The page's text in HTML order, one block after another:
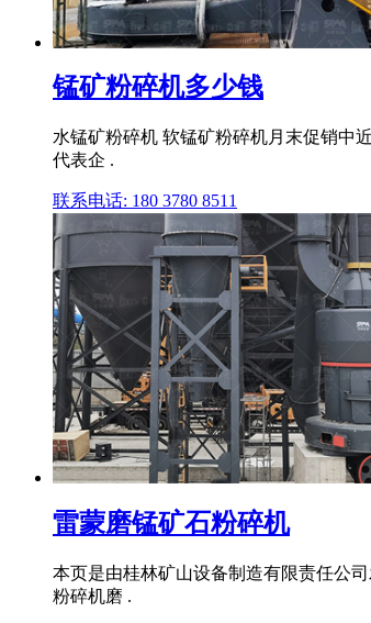
锰矿粉碎机多少钱
水锰矿粉碎机 软锰矿粉碎机月末促销中
代表企 .
联系电话: 180 3780 8511
雷蒙磨锰矿石粉碎机
本页是由桂林矿山设备制造有限责任公
粉碎机磨 .